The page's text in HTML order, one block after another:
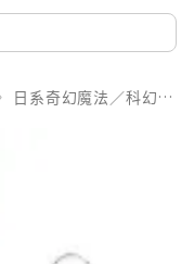
日系奇幻魔法／科幻冒險